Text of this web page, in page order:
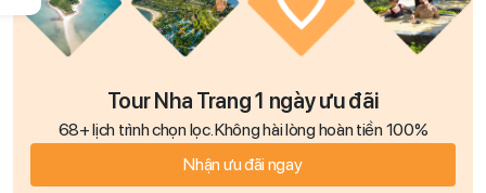
Tour Nha Trang 1 ngày ưu đãi
68+ lịch trình chọn lọc. Không hài lòng hoàn tiền 100%
Nhận ưu đãi ngay